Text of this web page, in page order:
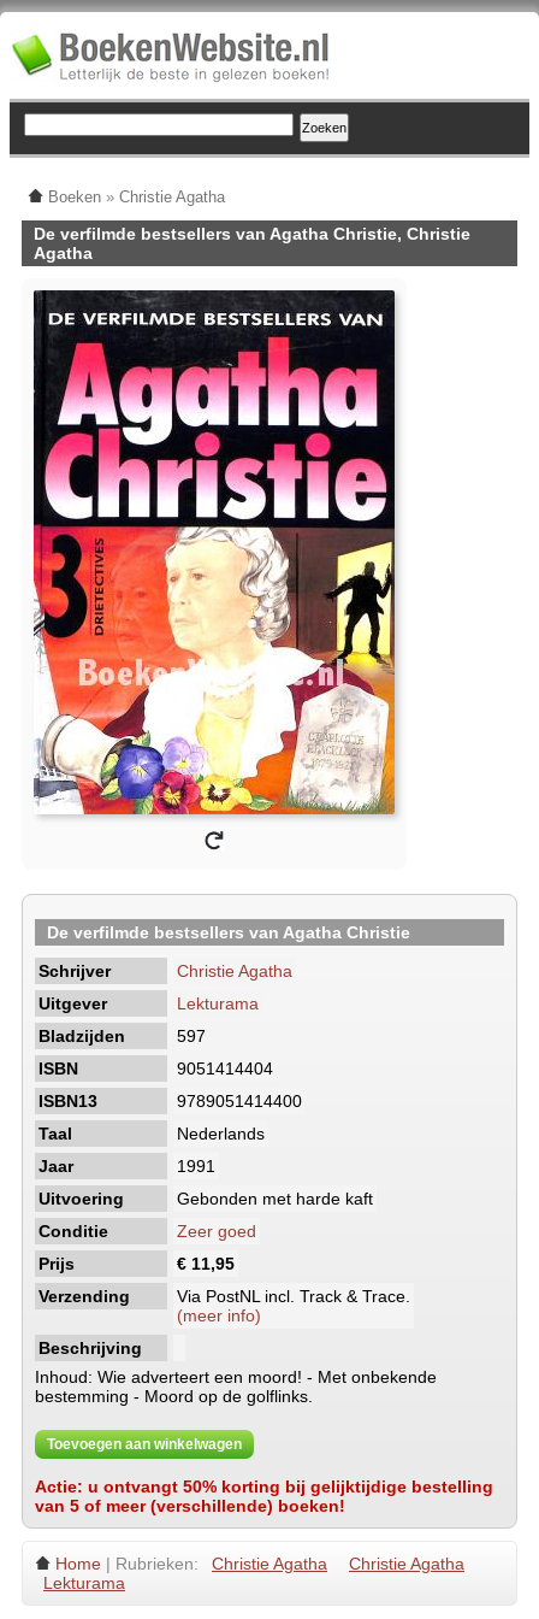
Boeken » Christie Agatha
De verfilmde bestsellers van Agatha Christie, Christie
Agatha
De verfilmde bestsellers van Agatha Christie
Schrijver
Christie Agatha
Uitgever
Lekturama
Bladzijden
597
ISBN
9051414404
ISBN13
9789051414400
Taal
Nederlands
Jaar
1991
Uitvoering
Gebonden met harde kaft
Conditie
Zeer goed
Prijs
€ 11,95
Verzending
Via PostNL incl. Track & Trace.
(meer info)
Beschrijving
Inhoud: Wie adverteert een moord! - Met onbekende
bestemming - Moord op de golflinks.
Toevoegen aan winkelwagen
Actie: u ontvangt 50% korting bij gelijktijdige bestelling
van 5 of meer (verschillende) boeken!
Home | Rubrieken: Christie Agatha
Christie Agatha
Lekturama